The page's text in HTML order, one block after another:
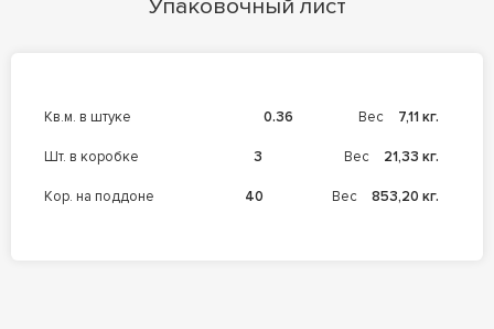
Упаковочный лист
кв.м. в штуке 0.36 Вес 7,11 кг.
шт. в коробке 3 Вес 21,33 кг.
кор. на поддоне 40 Вес 853,20 кг.